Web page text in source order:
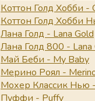
Коттон Голд Хобби -
Коттон Голд Хобби
Лана Голд - Lana Gold
Лана Голд 800 -
Май Беби - My Baby
Мерино Роял -
Мохер Классик Нью
Пуффи - Puffy